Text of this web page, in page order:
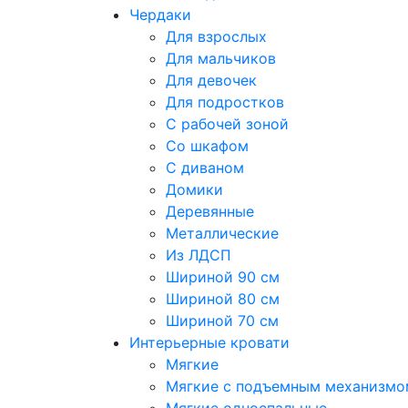
Чердаки
Для взрослых
Для мальчиков
Для девочек
Для подростков
С рабочей зоной
Со шкафом
С диваном
Домики
Деревянные
Металлические
Из ЛДСП
Шириной 90 см
Шириной 80 см
Шириной 70 см
Интерьерные кровати
Мягкие
Мягкие с подъемным